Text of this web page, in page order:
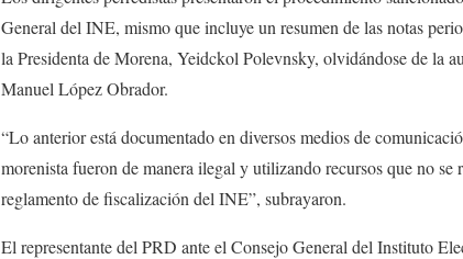
General del INE, mismo que incluye un resumen de las notas
la Presidenta de Morena, Yeidckol Polevnsky, olvidándose de la
Manuel López Obrador.
“Lo anterior está documentado en diversos medios de
morenista fueron de manera ilegal y utilizando recursos que no se
reglamento de fiscalización del INE”, subrayaron.
El representante del PRD ante el Consejo General del Instituto